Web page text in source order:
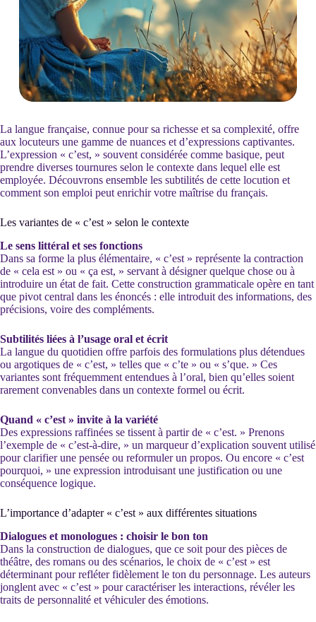
La langue française, connue pour sa richesse et sa complexité, offre
aux locuteurs une gamme de nuances et d’expressions captivantes.
L’expression « c’est, » souvent considérée comme basique, peut
prendre diverses tournures selon le contexte dans lequel elle est
employée. Découvrons ensemble les subtilités de cette locution et
comment son emploi peut enrichir votre maîtrise du français.
Les variantes de « c’est » selon le contexte
Le sens littéral et ses fonctions
Dans sa forme la plus élémentaire, « c’est » représente la contraction
de « cela est » ou « ça est, » servant à désigner quelque chose ou à
introduire un état de fait. Cette construction grammaticale opère en tant
que pivot central dans les énoncés : elle introduit des informations, des
précisions, voire des compléments.
Subtilités liées à l’usage oral et écrit
La langue du quotidien offre parfois des formulations plus détendues
ou argotiques de « c’est, » telles que « c’te » ou « s’que. » Ces
variantes sont fréquemment entendues à l’oral, bien qu’elles soient
rarement convenables dans un contexte formel ou écrit.
Quand « c’est » invite à la variété
Des expressions raffinées se tissent à partir de « c’est. » Prenons
l’exemple de « c’est-à-dire, » un marqueur d’explication souvent utilisé
pour clarifier une pensée ou reformuler un propos. Ou encore « c’est
pourquoi, » une expression introduisant une justification ou une
conséquence logique.
L’importance d’adapter « c’est » aux différentes situations
Dialogues et monologues : choisir le bon ton
Dans la construction de dialogues, que ce soit pour des pièces de
théâtre, des romans ou des scénarios, le choix de « c’est » est
déterminant pour refléter fidèlement le ton du personnage. Les auteurs
jonglent avec « c’est » pour caractériser les interactions, révéler les
traits de personnalité et véhiculer des émotions.